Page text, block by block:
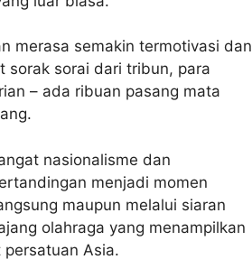
merasa semakin termotivasi dan
sorak sorai dari tribun, para
– ada ribuan pasang mata
nasionalisme dan
menjadi momen
maupun melalui siaran
olahraga yang menampilkan
Asia.